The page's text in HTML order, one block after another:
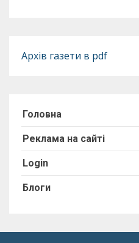
Архів газети в pdf
Головна
Реклама на сайті
Login
Блоги